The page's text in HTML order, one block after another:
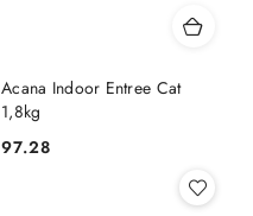
Acana Indoor Entree Cat
1,8kg
Cena:
97.28